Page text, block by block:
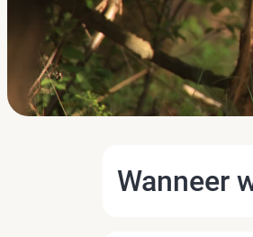
Wanneer